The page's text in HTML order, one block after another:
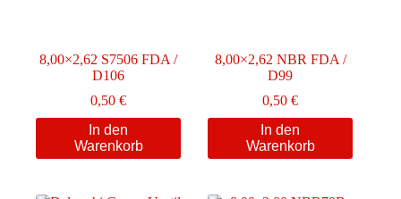
8,00×2,62 S7506 FDA /
D106
0,50€
In den
Warenkorb
8,00×2,62 NBR FDA /
D99
0,50€
In den
Warenkorb